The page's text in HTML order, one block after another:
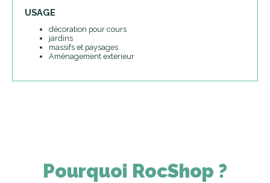
USAGE
décoration pour cours
jardins
massifs et paysages
Aménagement exterieur
Pourquoi RocShop ?